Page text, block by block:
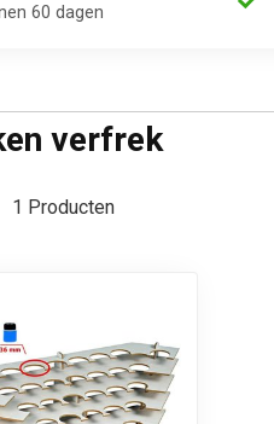
60 dagen
verfrek
1 Producten